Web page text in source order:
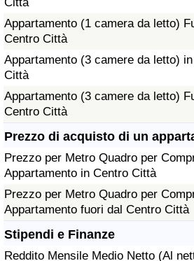
Città
Appartamento (1 camera da letto)
Centro Città
Appartamento (3 camere da letto)
Città
Appartamento (3 camere da letto)
Centro Città
Prezzo di acquisto di un
Prezzo per Metro Quadro per
Appartamento in Centro Città
Prezzo per Metro Quadro per
Appartamento fuori dal Centro Città
Stipendi e Finanze
Reddito Mensile Medio Netto (Al